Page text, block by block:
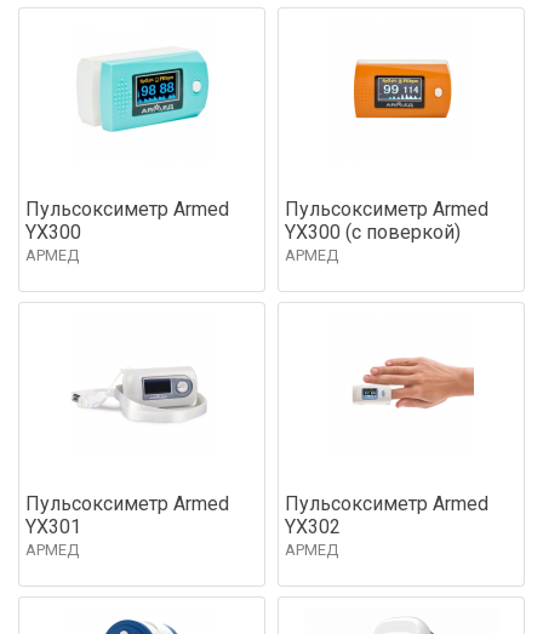
Пульсоксиметр Armed
YX300
АРМЕД
Пульсоксиметр Armed
YX300 (с поверкой)
АРМЕД
Пульсоксиметр Armed
YX301
АРМЕД
Пульсоксиметр Armed
YX302
АРМЕД